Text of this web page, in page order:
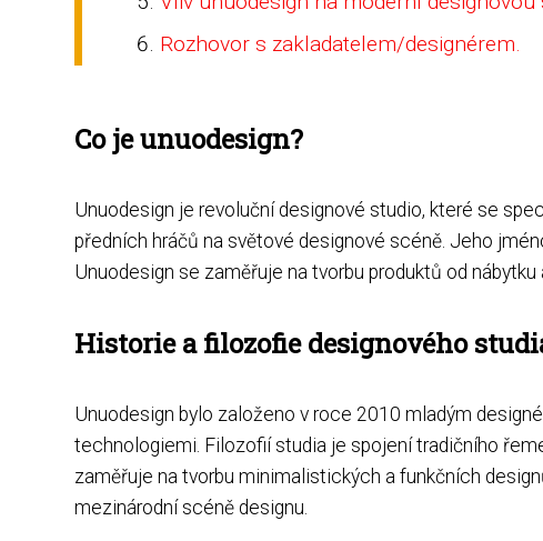
Rozhovor s zakladatelem/designérem.
Co je unuodesign?
Unuodesign je revoluční designové studio, které se
předních hráčů na světové designové scéně. Jeho
Unuodesign se zaměřuje na tvorbu produktů od
Historie a filozofie designového
Unuodesign bylo založeno v roce 2010 mladým
technologiemi. Filozofií studia je spojení tradičního
zaměřuje na tvorbu minimalistických a funkčních
mezinárodní scéně designu.